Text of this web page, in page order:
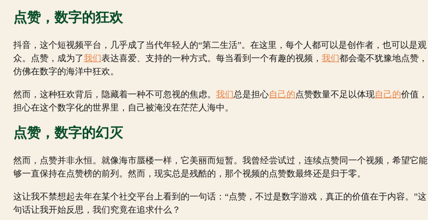
点赞，数字的狂欢
抖音，这个短视频平台，几乎成了当代年轻人的“第二生活”。在这里，每个人都可以是创作者，也可以是观
众。点赞，成为了我们表达喜爱、支持的一种方式。每当看到一个有趣的视频， 我们都会毫不犹豫地点赞，
仿佛在数字的海洋中狂欢。
然而，这种狂欢背后，隐藏着一种不可忽视的焦虑。 我们总是担心自己的点赞数量不足以体现自己的价值，
担心在这个数字化的世界里，自己被淹没在茫茫人海中。
点赞，数字的幻灭
然而，点赞并非永恒。就像海市蜃楼一样，它美丽而短暂。我曾经尝试过，连续点赞同一个视频，希望它能
够一直保持在点赞榜的前列。然而，现实总是残酷的，那个视频的点赞数最终还是归于零。
这让我不禁想起去年在某个社交平台上看到的一句话：“点赞，不过是数字游戏，真正的价值在于内容。”这
句话让我开始反思，我们究竟在追求什么？